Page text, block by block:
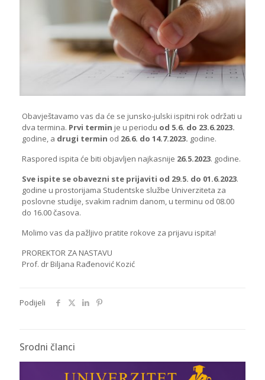
Obavještavamo vas da će se junsko-julski ispitni rok održati u
dva termina. Prvi termin je u periodu od 5.6. do 23.6.2023.
godine, a drugi termin od 26.6. do 14.7.2023. godine.
Raspored ispita će biti objavljen najkasnije 26.5.2023. godine.
Sve ispite se obavezni ste prijaviti od 29.5. do 01.6.2023.
godine u prostorijama Studentske službe Univerziteta za
poslovne studije, svakim radnim danom, u terminu od 08.00
do 16.00 časova.
Molimo vas da pažljivo pratite rokove za prijavu ispita!
PROREKTOR ZA NASTAVU
Prof. dr Biljana Rađenović Kozić
Podijeli
Srodni članci